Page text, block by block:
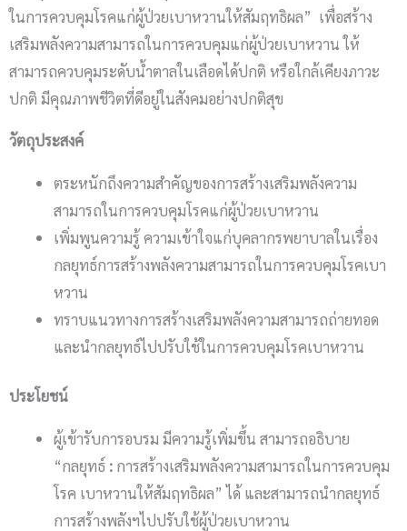
ในการควบคุมโรคแก่ผู้ป่วยเบาหวานให้สัมฤทธิผล” เพื่อสร้าง
เสริมพลังความสามารถในการควบคุมแก่ผู้ป่วยเบาหวาน ให้
สามารถควบคุมระดับน้ำตาลในเลือดได้ปกติ หรือใกล้เคียงภาวะ
ปกติ มีคุณภาพชีวิตที่ดีอยู่ในสังคมอย่างปกติสุข
วัตถุประสงค์
ตระหนักถึงความสำคัญของการสร้างเสริมพลังความ
สามารถในการควบคุมโรคแก่ผู้ป่วยเบาหวาน
เพิ่มพูนความรู้ ความเข้าใจแก่บุคลากรพยาบาลในเรื่อง
กลยุทธ์การสร้างพลังความสามารถในการควบคุมโรคเบา
หวาน
ทราบแนวทางการสร้างเสริมพลังความสามารถถ่ายทอด
และนำกลยุทธ์ไปปรับใช้ในการควบคุมโรคเบาหวาน
ประโยชน์
ผู้เข้ารับการอบรม มีความรู้เพิ่มขึ้น สามารถอธิบาย
“กลยุทธ์ : การสร้างเสริมพลังความสามารถในการควบคุม
โรค เบาหวานให้สัมฤทธิผล” ได้ และสามารถนำกลยุทธ์
การสร้างพลังฯไปปรับใช้ผู้ป่วยเบาหวาน